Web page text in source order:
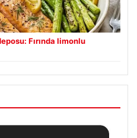
Fırında limonlu